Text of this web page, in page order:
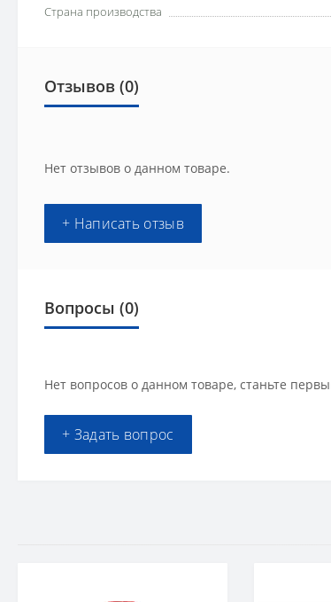
Страна производства
Отзывов (0)
Нет отзывов о данном товаре.
+ Написать отзыв
Вопросы (0)
Нет вопросов о данном товаре, станьте
+ Задать вопрос